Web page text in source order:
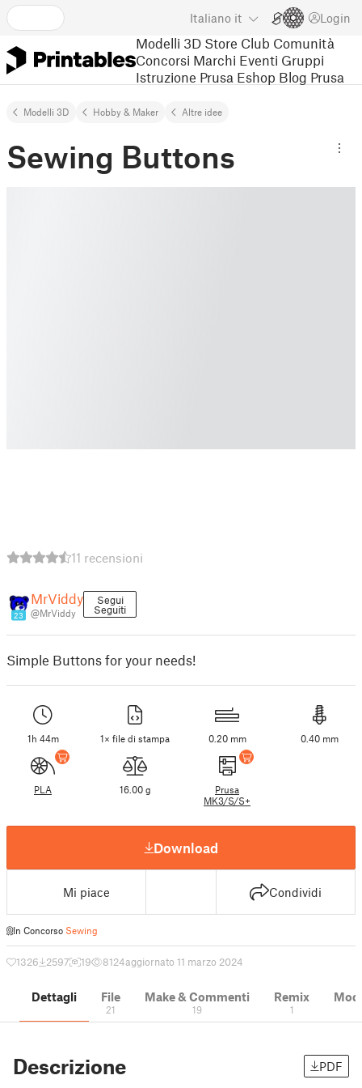
Italiano it Login
Modelli 3D Store Club Comunità
Concorsi Marchi Eventi Gruppi
Istruzione Prusa Eshop Blog Prusa
Modelli 3D Hobby & Maker Altre idee
Sewing Buttons
11 recensioni
23
MrViddy
@MrViddy
Segui
Seguiti
Simple Buttons for your needs!
1h 44m 1× file di stampa 0.20 mm 0.40 mm
PLA 16.00 g
Prusa
MK3/S/S+
Download
Mi piace Condividi
In Concorso Sewing
1326 2597 19 8124aggiornato 11 marzo 2024
Dettagli File
21
Make & Commenti
19
Remix
1
Descrizione PDF